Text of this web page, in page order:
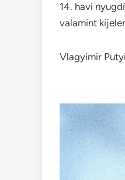
14. havi
valamint
Vlagyimir